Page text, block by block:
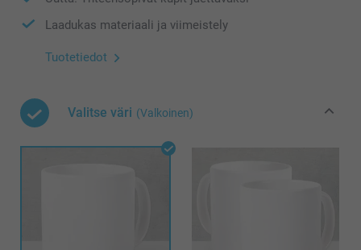
Laadukas materiaali ja viimeistely
Tuotetiedot
Valitse väri (Valkoinen)